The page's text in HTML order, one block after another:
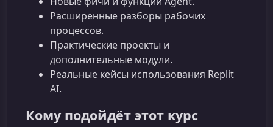
Расширенные разборы рабочих
процессов.
Практические проекты и
дополнительные модули.
Реальные кейсы использования Replit
AI.
Кому подойдёт этот курс